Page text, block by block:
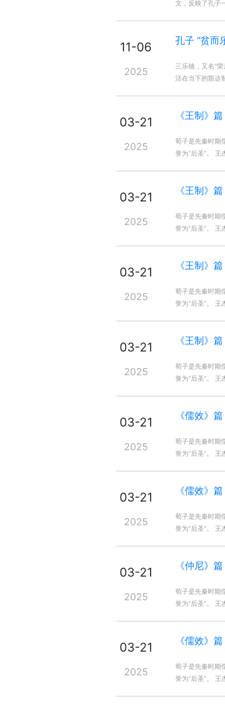
文，反映了孔子
11-06
2025
孔子 “贫而
三乐镜，又名“
活在当下的豁达
03-21
2025
《王制》
荀子是先秦时期
誉为“后圣”。
03-21
2025
《王制》
荀子是先秦时期
誉为“后圣”。
03-21
2025
《王制》
荀子是先秦时期
誉为“后圣”。
03-21
2025
《王制》
荀子是先秦时期
誉为“后圣”。
03-21
2025
《儒效》
荀子是先秦时期
誉为“后圣”。
03-21
2025
《儒效》
荀子是先秦时期
誉为“后圣”。
03-21
2025
《仲尼》
荀子是先秦时期
誉为“后圣”。
03-21
2025
《儒效》
荀子是先秦时期
誉为“后圣”。